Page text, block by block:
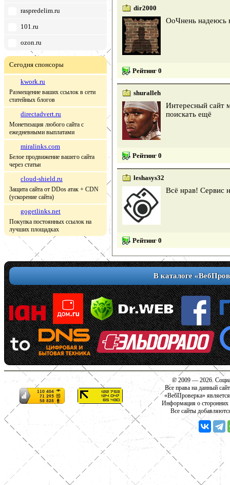
raspredelim.ru
101.ru
ozon.ru
Сегодня спонсоры
kwork.ru
Размещение ваших ссылок в сети
статейных блогов
directadvert.ru
Монетизация любого сайта с
ежедневными выплатами
miralinks.com
Белое продвижение вашего сайта
через статьи
cloud-shield.ru
Защита сайта от DDos атак + CDN
(ускорение сайта)
gogetlinks.net
Покупка постоянных ссылок на
лучших площадках
dir2000
ОоЧнень надеюсь
Рейтинг 0
shuralleh
Интересный сайт
поискать ещё
Рейтинг 0
leshasys32
Всё нрав! Сервис
Рейтинг 0
В каталоге
© 2009 — 2026.
Все права на данный
«ВебПроверка»
Информация о сторонних
Все сайты